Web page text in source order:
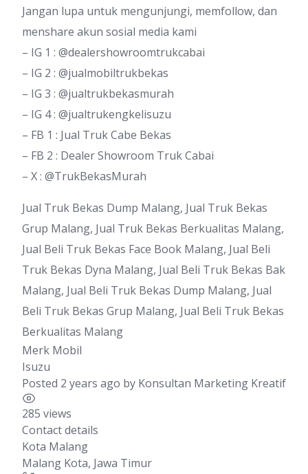
Jangan lupa untuk mengunjungi, memfollow, dan
menshare akun sosial media kami
– IG 1 : @dealershowroomtrukcabai
– IG 2 : @jualmobiltrukbekas
– IG 3 : @jualtrukbekasmurah
– IG 4 : @jualtrukengkelisuzu
– FB 1 : Jual Truk Cabe Bekas
– FB 2 : Dealer Showroom Truk Cabai
– X : @TrukBekasMurah
Jual Truk Bekas Dump Malang, Jual Truk Bekas
Grup Malang, Jual Truk Bekas Berkualitas Malang,
Jual Beli Truk Bekas Face Book Malang, Jual Beli
Truk Bekas Dyna Malang, Jual Beli Truk Bekas Bak
Malang, Jual Beli Truk Bekas Dump Malang, Jual
Beli Truk Bekas Grup Malang, Jual Beli Truk Bekas
Berkualitas Malang
Merk Mobil
Isuzu
Posted 2 years ago by Konsultan Marketing Kreatif
285 views
Contact details
Kota Malang
Malang Kota, Jawa Timur